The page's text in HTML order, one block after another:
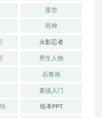
星空
死神
火影忍者
男生人物
石膏画
素描入门
绘本PPT